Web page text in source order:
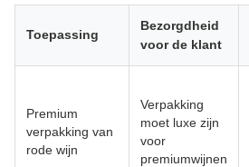
Toepassing
Bezorgdheid
voor de klant
Premium
verpakking van
rode wijn
Verpakking
moet luxe zijn
voor
premiumwijnen